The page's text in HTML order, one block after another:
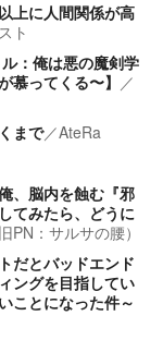
上に人間関係が高
ト
：俺は悪の魔剣学
慕ってくる〜】 ／
まで／AteRa
、脳内を蝕む『邪
てみたら、どうに
PN：サルサの腰）
だとバッドエンド
ングを目指してい
ことになった件～